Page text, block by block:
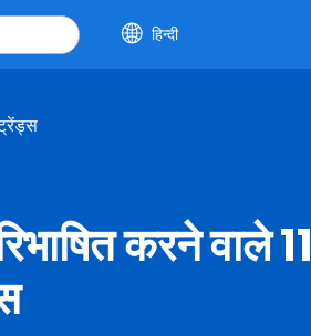
हिन्दी
करने वाले 11